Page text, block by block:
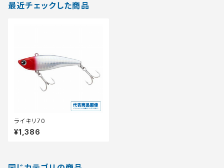
最近チェックした商品
ライキリ70
¥1,386